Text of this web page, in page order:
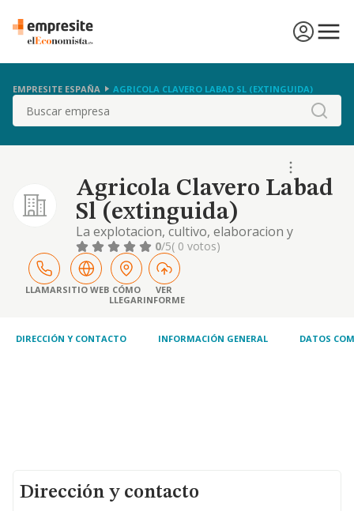
EMPRESITE ESPAÑA AGRICOLA CLAVERO LABAD SL (EXTINGUIDA)
Buscar
Agricola Clavero Labad
Sl (extinguida)
La explotacion, cultivo, elaboracion y
comercializacion de productos vinicolas asi
como cualquier otra actividad agricola. el
almacenamiento, transporte y distribucion
de dichos productos agricolas. la
compraventa, promo
0/5( 0 votos)
LLAMARSITIO WEB CÓMO
LLEGAR
VER
INFORME
DIRECCIÓN Y CONTACTO INFORMACIÓN GENERAL DATOS
Dirección y contacto